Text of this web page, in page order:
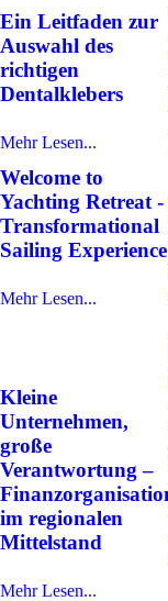
Ein Leitfaden zur
Auswahl des
richtigen
Dentalklebers
Mehr Lesen...
Welcome to
Yachting Retreat -
Transformational
Sailing Experience
Mehr Lesen...
Kleine
Unternehmen,
große
Verantwortung –
im regionalen
Mittelstand
Mehr Lesen...